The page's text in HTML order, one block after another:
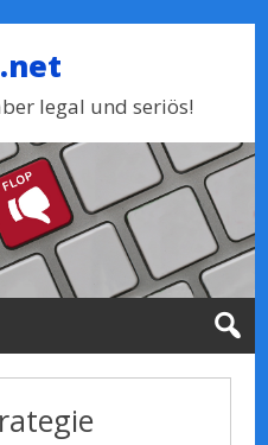
legal und seriös!